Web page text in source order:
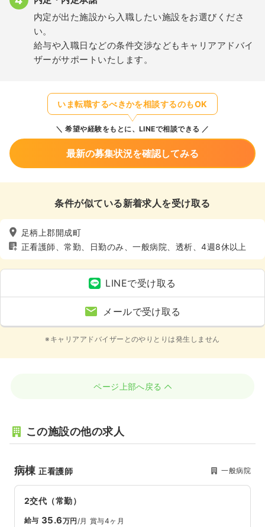
内定が出た施設から入職したい施設をお選びくださ
い。
給与や入職日などの条件交渉などもキャリアアドバイ
ザーがサポートいたします。
いま転職するべきかを相談するのもOK
希望や経験をもとに、LINEで相談できる
最新の募集状況を確認してみる
条件が似ている新着求人を受け取る
足柄上郡開成町
正看護師、常勤、日勤のみ、一般病院、透析、4週8休以上
LINEで受け取る
メールで受け取る
※キャリアアドバイザーとのやりとりは発生しません
ページ上部へ戻る
この施設の他の求人
病棟正看護師 一般病院
2交代（常勤）
給与 35.6万円/月 賞与4ヶ月